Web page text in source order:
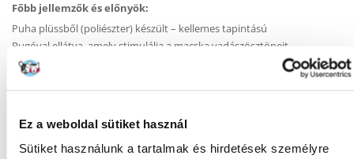
Ez a weboldal sütiket használ
Sütiket használunk a tartalmak és hirdetések személyre
Főbb jellemzők és előnyök:
Puha plüssből (poliészter) készült – kellemes tapintású
Rugóval ellátva, amely stimulálja a macska vadászösztöneit
Szórakozást és kényelmes pihenést biztosít
Tartós és biztonságos játék